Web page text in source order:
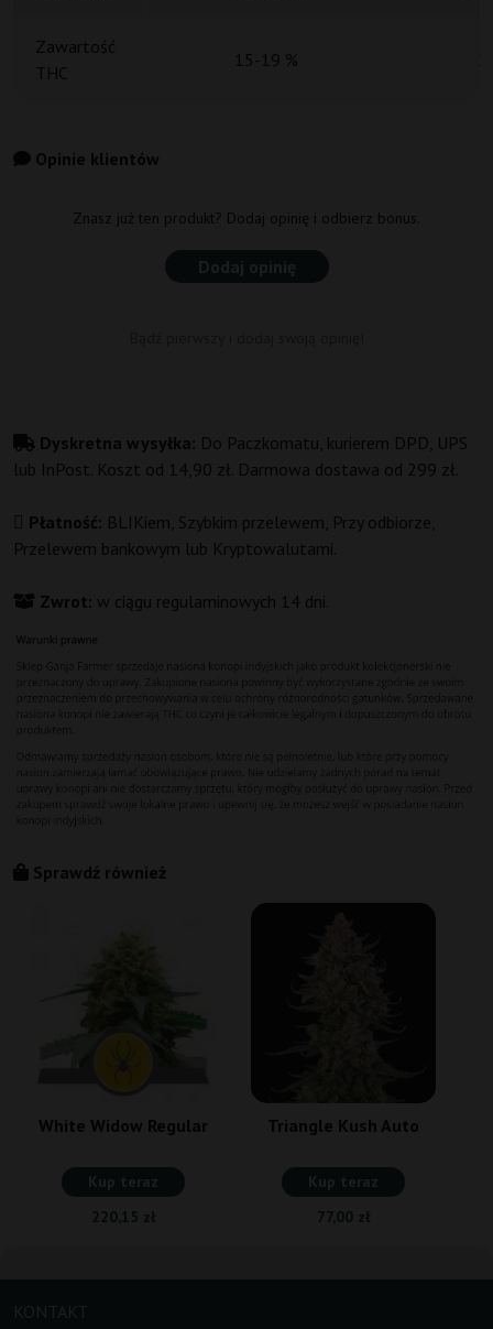
Zawartość
THC
15-19 %
Opinie klientów
Znasz już ten produkt? Dodaj opinię i odbierz bonus.
Dodaj opinię
Dyskretna wysyłka: Do Paczkomatu, kurierem DPD, UPS
lub InPost. Koszt od 14,90 zł. Darmowa dostawa od 299 zł.
Płatność: BLIKiem, Szybkim przelewem, Przy odbiorze,
Przelewem bankowym lub Kryptowalutami.
Zwrot: w ciągu regulaminowych 14 dni.
Sprawdź również
White Widow Regular
Kup teraz
220,15 zł
Triangle Kush Auto
Kup teraz
77,00 zł
KONTAKT